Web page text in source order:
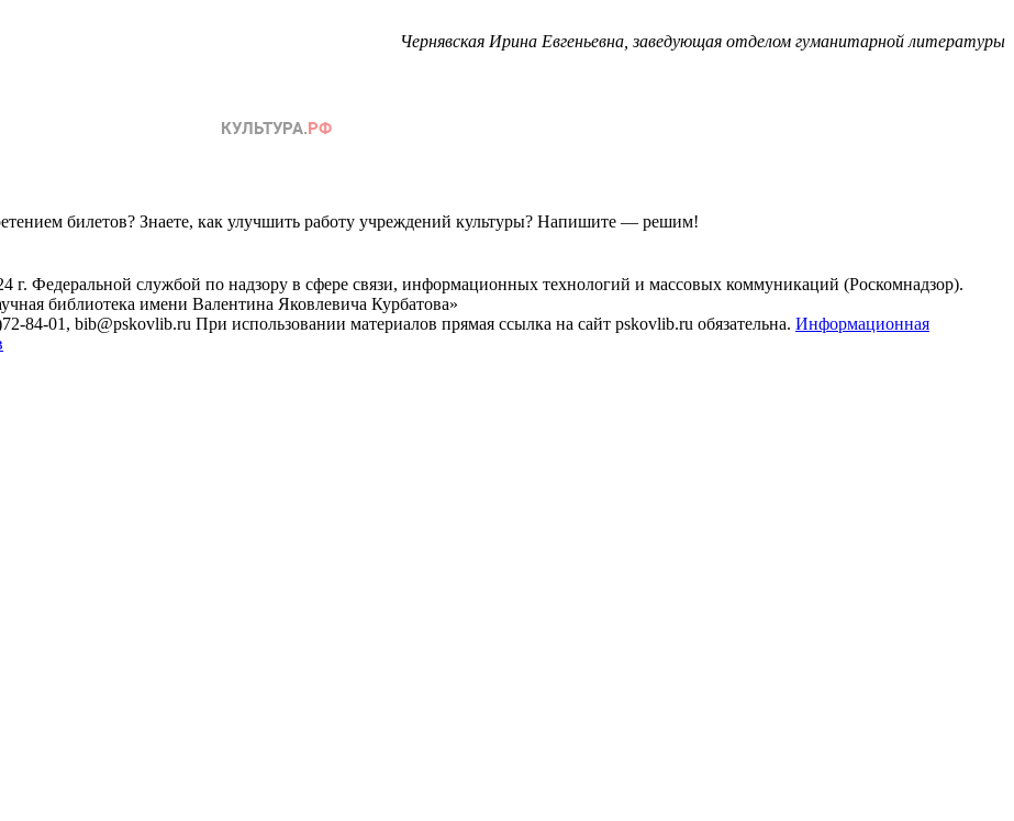
Чернявская Ирина Евгеньевна, заведующая отделом гуманитарной литературы
билетов? Знаете, как улучшить работу учреждений культуры? Напишите — решим!
Федеральной службой по надзору в сфере связи, информационных технологий и массовых коммуникаций (Роскомнадзор).
библиотека имени Валентина Яковлевича Курбатова»
84-01, bib@pskovlib.ru При использовании материалов прямая ссылка на сайт pskovlib.ru обязательна. Информационная